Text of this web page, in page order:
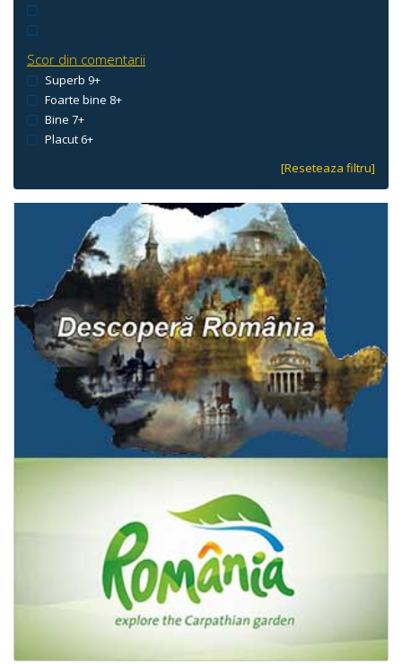
Scor din comentarii
Superb 9+
Foarte bine 8+
Bine 7+
Placut 6+
[Reseteaza filtru]